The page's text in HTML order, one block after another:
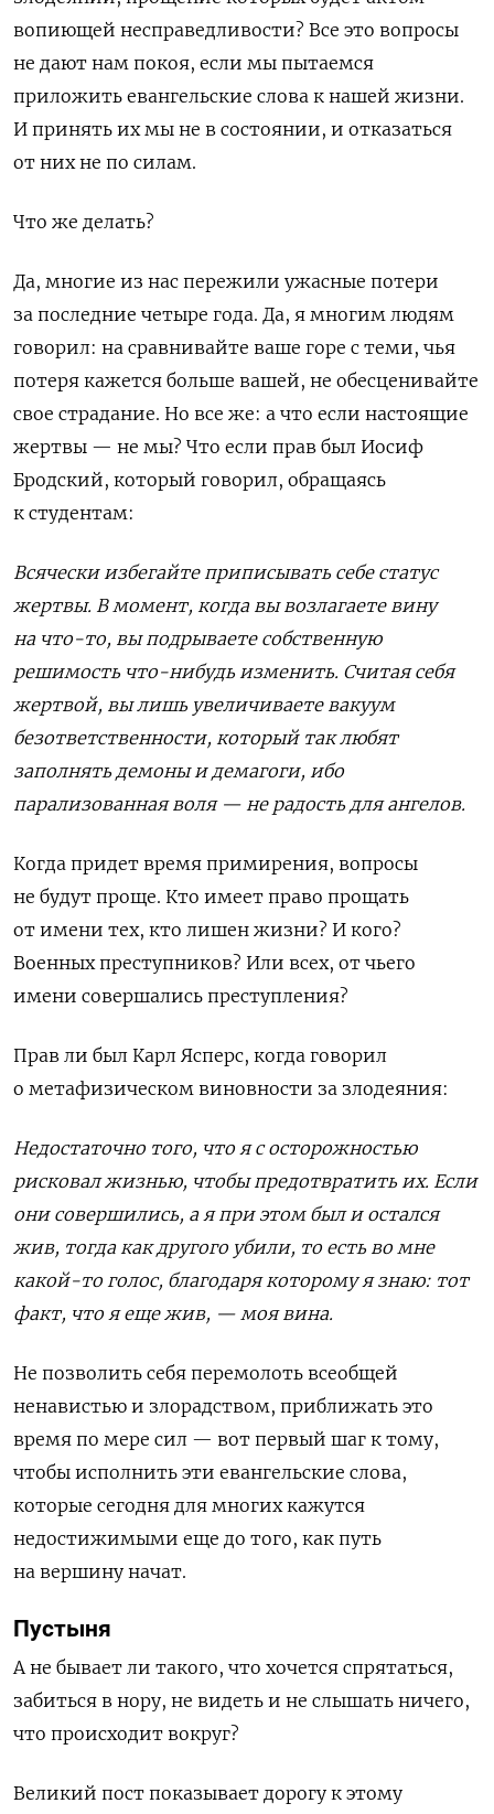
вопиющей несправедливости? Все это вопросы
не дают нам покоя, если мы пытаемся
приложить евангельские слова к нашей жизни.
И принять их мы не в состоянии, и отказаться
от них не по силам.
Что же делать?
Да, многие из нас пережили ужасные потери
за последние четыре года. Да, я многим людям
говорил: на сравнивайте ваше горе с теми, чья
потеря кажется больше вашей, не обесценивайте
свое страдание. Но все же: а что если настоящие
жертвы — не мы? Что если прав был Иосиф
Бродский, который говорил, обращаясь
к студентам:
Всячески избегайте приписывать себе статус
жертвы. В момент, когда вы возлагаете вину
на что-то, вы подрываете собственную
решимость что-нибудь изменить. Считая себя
жертвой, вы лишь увеличиваете вакуум
безответственности, который так любят
заполнять демоны и демагоги, ибо
парализованная воля — не радость для ангелов.
Когда придет время примирения, вопросы
не будут проще. Кто имеет право прощать
от имени тех, кто лишен жизни? И кого?
Военных преступников? Или всех, от чьего
имени совершались преступления?
Прав ли был Карл Ясперс, когда говорил
о метафизическом виновности за злодеяния:
Недостаточно того, что я с осторожностью
рисковал жизнью, чтобы предотвратить их. Если
они совершились, а я при этом был и остался
жив, тогда как другого убили, то есть во мне
какой-то голос, благодаря которому я знаю: тот
факт, что я еще жив, — моя вина.
Не позволить себя перемолоть всеобщей
ненавистью и злорадством, приближать это
время по мере сил — вот первый шаг к тому,
чтобы исполнить эти евангельские слова,
которые сегодня для многих кажутся
недостижимыми еще до того, как путь
на вершину начат.
Пустыня
А не бывает ли такого, что хочется спрятаться,
забиться в нору, не видеть и не слышать ничего,
что происходит вокруг?
Великий пост показывает дорогу к этому